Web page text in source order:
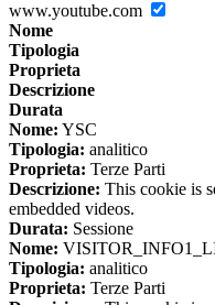
www.youtube.com
Nome
Tipologia
Proprieta
Descrizione
Durata
Nome: YSC
Tipologia: analitico
Proprieta: Terze Parti
Descrizione: This cookie is
embedded videos.
Durata: Sessione
Nome:
Tipologia: analitico
Proprieta: Terze Parti